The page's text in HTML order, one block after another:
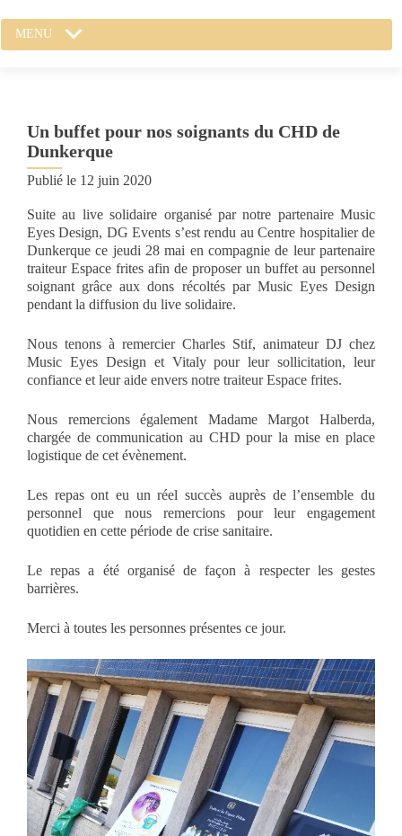
MENU
Un buffet pour nos soignants du CHD de
Dunkerque
Publié le 12 juin 2020
Suite au live solidaire organisé par notre partenaire Music
Eyes Design, DG Events s’est rendu au Centre hospitalier de
Dunkerque ce jeudi 28 mai en compagnie de leur partenaire
traiteur Espace frites afin de proposer un buffet au personnel
soignant grâce aux dons récoltés par Music Eyes Design
pendant la diffusion du live solidaire.
Nous tenons à remercier Charles Stif, animateur DJ chez
Music Eyes Design et Vitaly pour leur sollicitation, leur
confiance et leur aide envers notre traiteur Espace frites.
Nous remercions également Madame Margot Halberda,
chargée de communication au CHD pour la mise en place
logistique de cet évènement.
Les repas ont eu un réel succès auprès de l’ensemble du
personnel que nous remercions pour leur engagement
quotidien en cette période de crise sanitaire.
Le repas a été organisé de façon à respecter les gestes
barrières.
Merci à toutes les personnes présentes ce jour.